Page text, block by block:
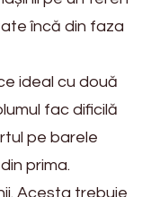
încă din faza
ideal cu două
fac dificilă
pe barele
prima.
Acesta trebuie